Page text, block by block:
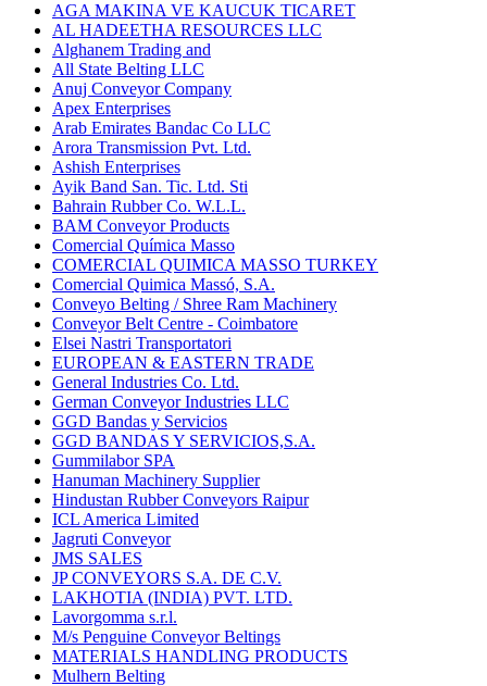
AGA MAKINA VE KAUCUK TICARET
AL HADEETHA RESOURCES LLC
Alghanem Trading and
All State Belting LLC
Anuj Conveyor Company
Apex Enterprises
Arab Emirates Bandac Co LLC
Arora Transmission Pvt. Ltd.
Ashish Enterprises
Ayik Band San. Tic. Ltd. Sti
Bahrain Rubber Co. W.L.L.
BAM Conveyor Products
Comercial Química Masso
COMERCIAL QUIMICA MASSO TURKEY
Comercial Quimica Massó, S.A.
Conveyo Belting / Shree Ram Machinery
Conveyor Belt Centre - Coimbatore
Elsei Nastri Transportatori
EUROPEAN & EASTERN TRADE
General Industries Co. Ltd.
German Conveyor Industries LLC
GGD Bandas y Servicios
GGD BANDAS Y SERVICIOS,S.A.
Gummilabor SPA
Hanuman Machinery Supplier
Hindustan Rubber Conveyors Raipur
ICL America Limited
Jagruti Conveyor
JMS SALES
JP CONVEYORS S.A. DE C.V.
LAKHOTIA (INDIA) PVT. LTD.
Lavorgomma s.r.l.
M/s Penguine Conveyor Beltings
MATERIALS HANDLING PRODUCTS
Mulhern Belting